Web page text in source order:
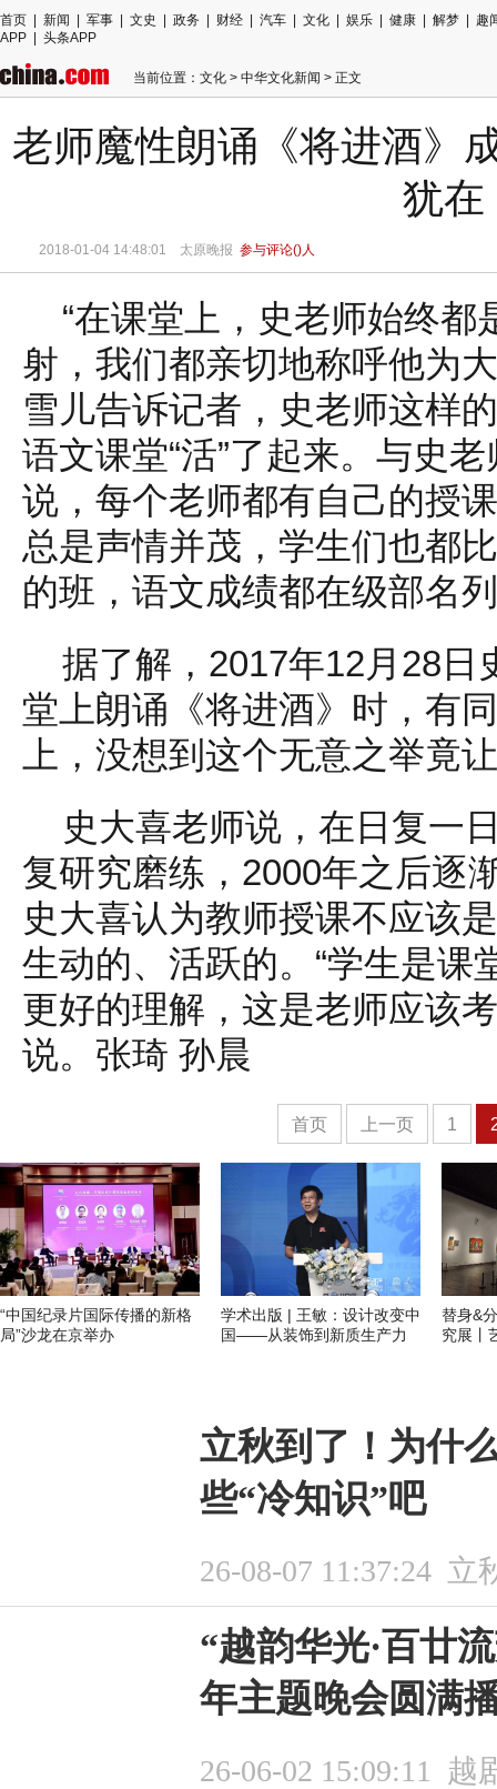
首页 新闻 军事 文史 政务 财经 汽车 文化 娱乐 健康 解梦
趣
APP
头条APP
当前位置： 文化 > 中华文化新闻 > 正文
老师魔性朗诵《将进酒》
犹在
2018-01-04 14:48:01 太原晚报 参与评论()人
“在课堂上，史老师始终都
射，我们都亲切地称呼他为
雪儿告诉记者，史老师这样
语文课堂“活”了起来。与史
说，每个老师都有自己的授
总是声情并茂，学生们也都
的班，语文成绩都在级部名
据了解，2017年12月28日
堂上朗诵《将进酒》时，有
上，没想到这个无意之举竟
史大喜老师说，在日复一
复研究磨练，2000年之后逐
史大喜认为教师授课不应该
生动的、活跃的。“学生是课
更好的理解，这是老师应该
说。张琦 孙晨
首页 上一页 1
“中国纪录片国际传播的新格
局”沙龙在京举办
学术出版 | 王敏：设计改变中
国——从装饰到新质生产力
替身&
究展丨
立秋到了！为什
些“冷知识”吧
26-08-07 11:37:24 立
“越韵华光·百廿
年主题晚会圆满
26-06-02 15:09:11 越